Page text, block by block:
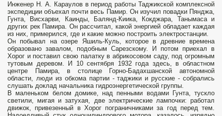
Инженер Н. А. Караулов в период работы Таджикской комплексной
экспедиции объехал почти весь Памир. Он изучил повадки Пянджа,
Гунта, Висхарви, Каинды, Балянд-Киика, Кокджара, Танымаса и
других рек Памира. Он рассчитал, какой энергией обладает каждая
из них, примерился, где и какие можно построить электростанции.
Он побывал на озере Яшиль-Куль, которое в древние времена
образовано завалом, подобным Сарезскому. И потом приехал в
Хорог и поставил свою палатку в абрикосовом саду, под огромным
тутовым деревом. И 10 сентября 1932 года здесь, в областном
центре Памира, в столице Горно-Бадахшанской автономной
области, люди из обкома партии - таджики и русские - собрались
слушать доклад начальника гидроэнергетической группы.
В маленьком белом домике, над пенными водами Гунта, тускло
светили, мигая и затухая, две электрические лампочки: работал
движок, привезенный в Хорог пограничниками за год перед тем.